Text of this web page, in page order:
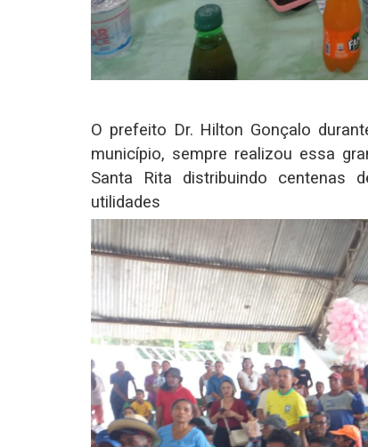
O prefeito Dr. Hilton Gonçalo
município, sempre realizou essa
Santa Rita distribuindo centenas